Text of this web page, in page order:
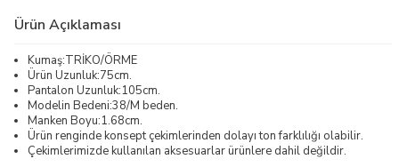
Ürün Açıklaması
Kumaş:TRİKO/ÖRME
Ürün Uzunluk:75cm.
Pantalon Uzunluk:105cm.
Modelin Bedeni:38/M beden.
Manken Boyu:1.68cm.
Ürün renginde konsept çekimlerinden dolayı ton farklılığı olabilir.
Çekimlerimizde kullanılan aksesuarlar ürünlere dahil değildir.